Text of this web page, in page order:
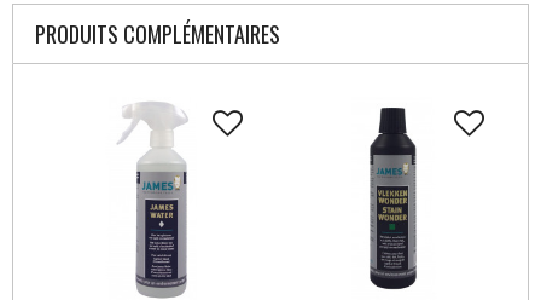
PRODUITS COMPLÉMENTAIRES